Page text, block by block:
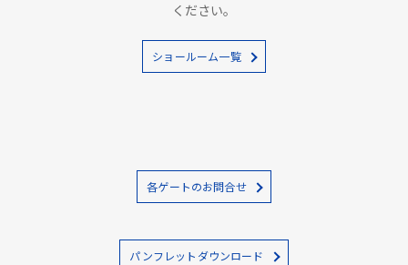
ください。
ショールーム一覧
各ゲートのお問合せ
パンフレットダウンロード